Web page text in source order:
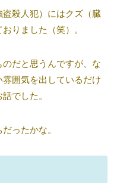
殺人犯）にはクズ（臓
りました（笑）。
だと思うんですが、な
囲気を出しているだけ
でした。
ったかな。